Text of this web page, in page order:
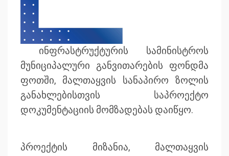
ინფრასტრუქტურის სამინისტროს
მუნიციპალური განვითარების ფონდმა
ფოთში, მალთაყვის სანაპირო ზოლის
განახლებისთვის საპროექტო
დოკუმენტაციის მომზადებას დაიწყო.
პროექტის მიზანია, მალთაყვის